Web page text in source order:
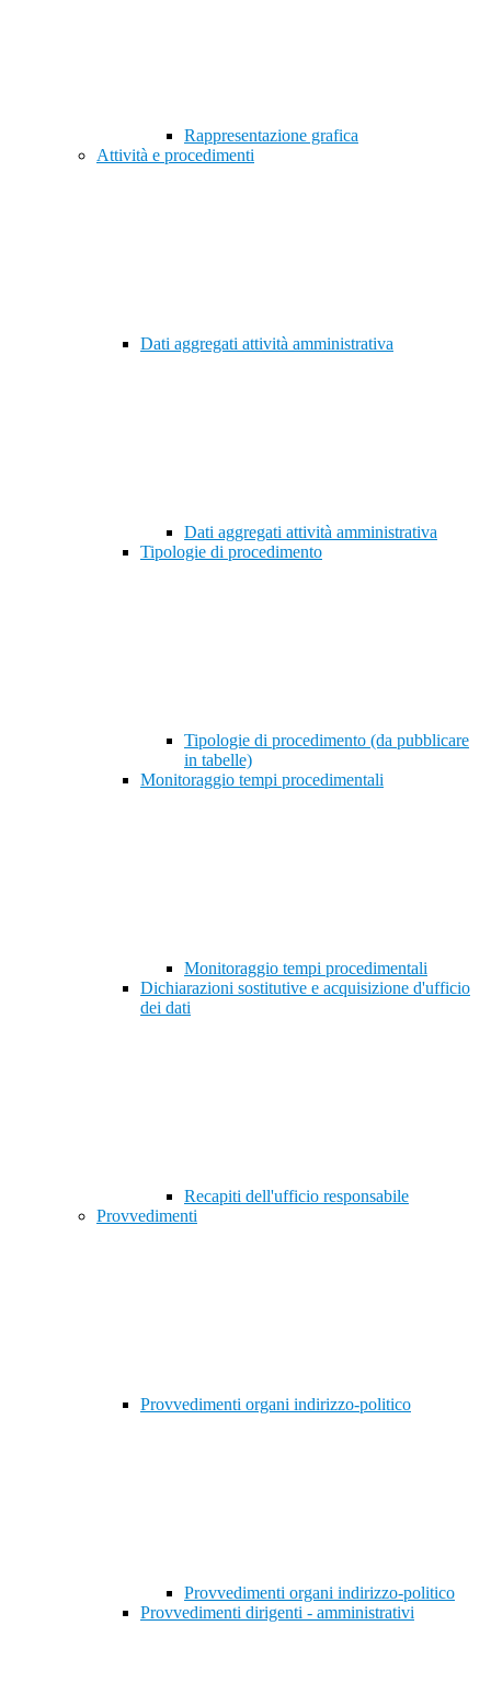
Rappresentazione grafica
Attività e procedimenti
Dati aggregati attività amministrativa
Dati aggregati attività amministrativa
Tipologie di procedimento
Tipologie di procedimento (da pubblicare
in tabelle)
Monitoraggio tempi procedimentali
Monitoraggio tempi procedimentali
Dichiarazioni sostitutive e acquisizione d'ufficio
dei dati
Recapiti dell'ufficio responsabile
Provvedimenti
Provvedimenti organi indirizzo-politico
Provvedimenti organi indirizzo-politico
Provvedimenti dirigenti - amministrativi